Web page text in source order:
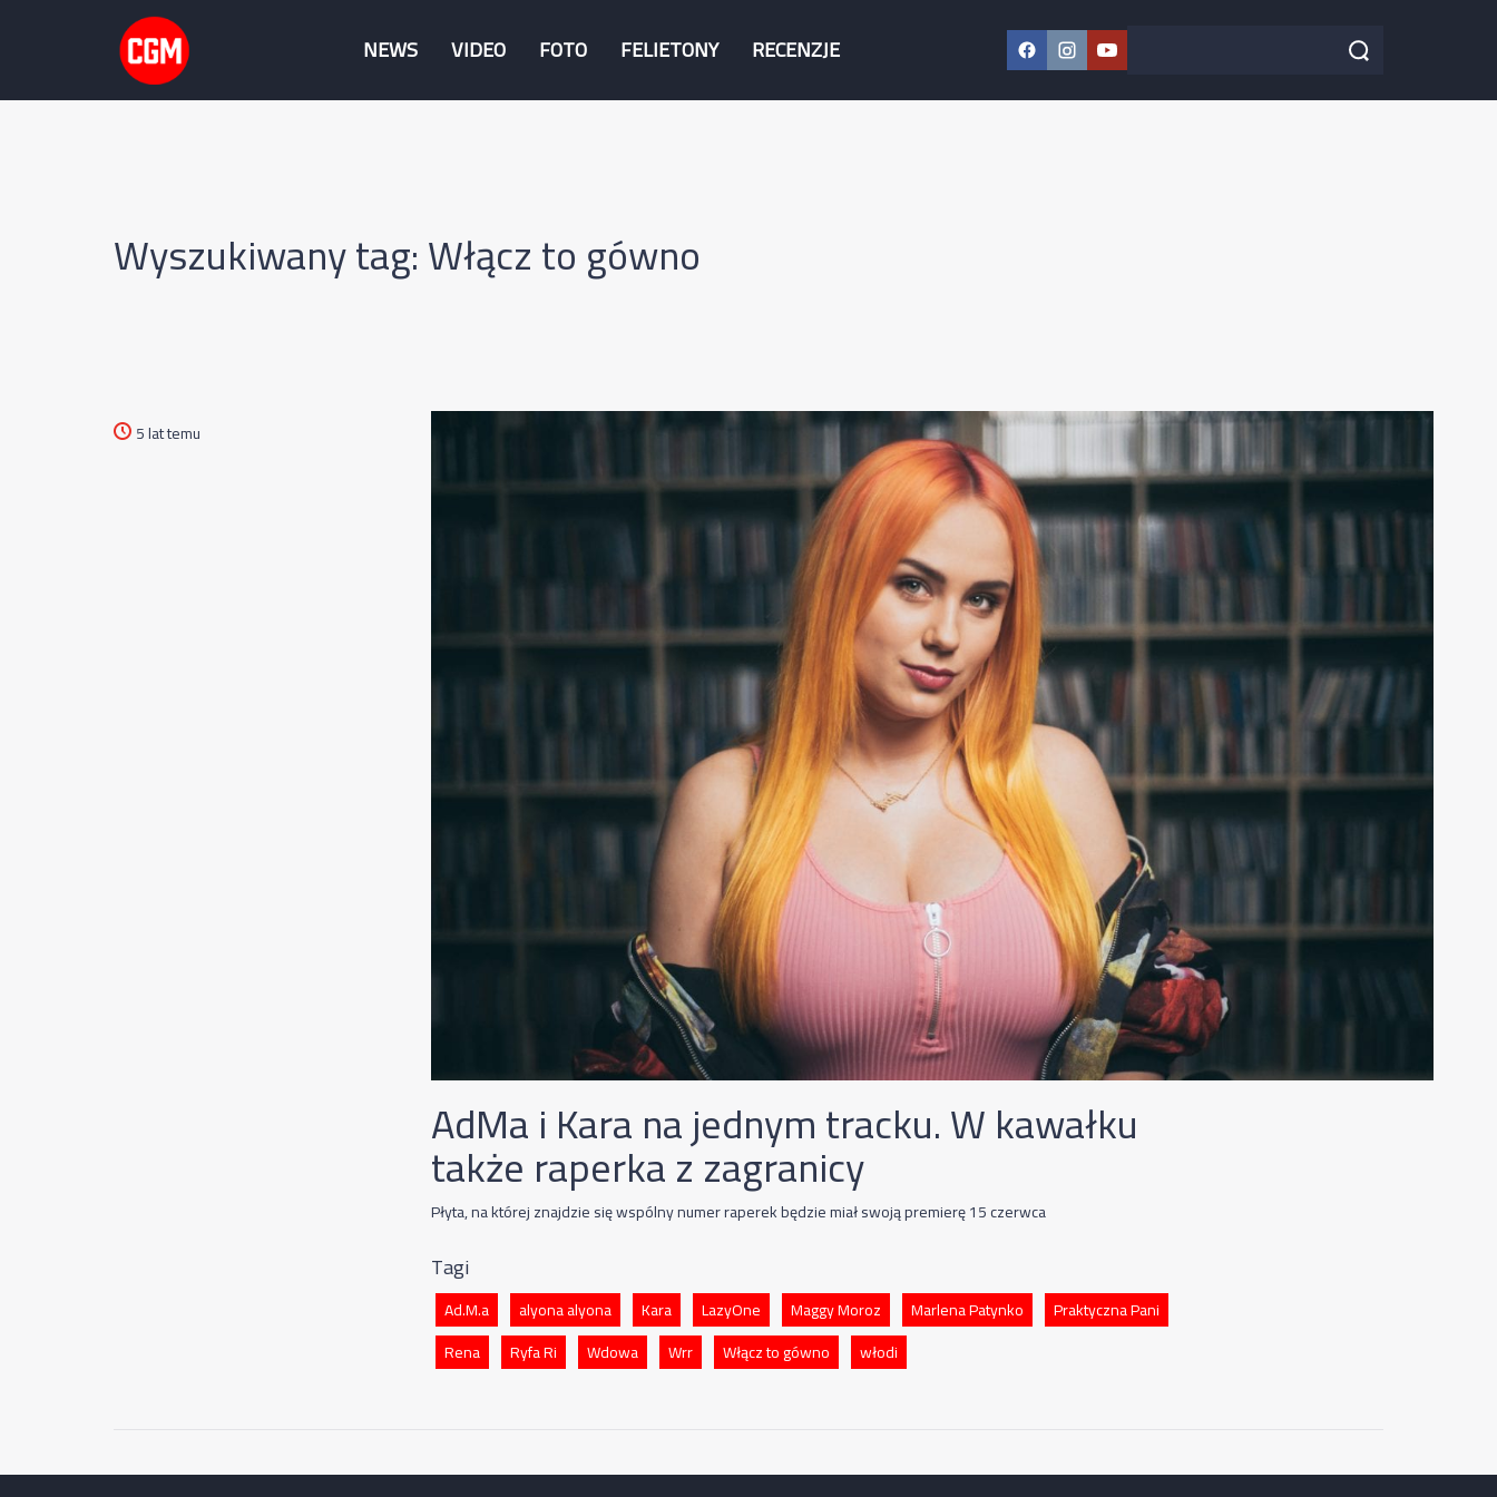
NEWS VIDEO FOTO FELIETONY RECENZJE Facebook
Instagram
YouTube
Szukaj w serwisie Szukaj
Wyszukiwany tag: Włącz to gówno
5 lat temu
AdMa i Kara na jednym tracku. W kawałku
także raperka z zagranicy
Płyta, na której znajdzie się wspólny numer raperek będzie miał swoją premierę 15 czerwca
Tagi
Ad.M.a alyona alyona Kara LazyOne Maggy Moroz Marlena Patynko
Praktyczna Pani
Rena
Ryfa Ri Wdowa Wrr Włącz to gówno włodi